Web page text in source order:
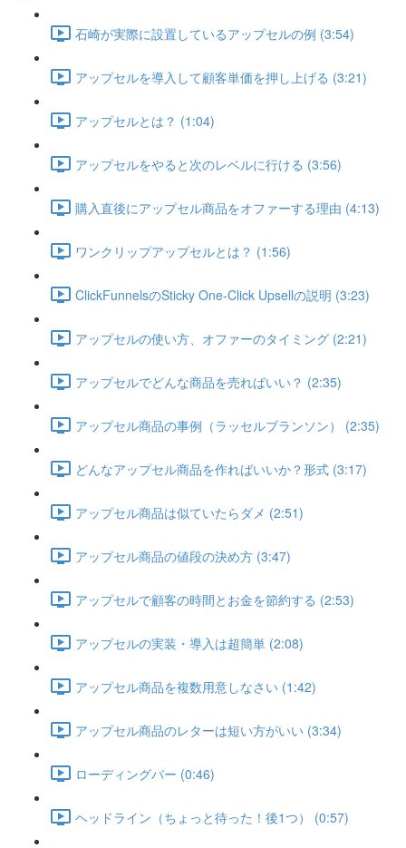
石崎が実際に設置しているアップセルの例 (3:54)
アップセルを導入して顧客単価を押し上げる (3:21)
アップセルとは？ (1:04)
アップセルをやると次のレベルに行ける (3:56)
購入直後にアップセル商品をオファーする理由 (4:13)
ワンクリップアップセルとは？ (1:56)
ClickFunnelsのSticky One-Click Upsellの説明 (3:23)
アップセルの使い方、オファーのタイミング (2:21)
アップセルでどんな商品を売ればいい？ (2:35)
アップセル商品の事例（ラッセルブランソン） (2:35)
どんなアップセル商品を作ればいいか？形式 (3:17)
アップセル商品は似ていたらダメ (2:51)
アップセル商品の値段の決め方 (3:47)
アップセルで顧客の時間とお金を節約する (2:53)
アップセルの実装・導入は超簡単 (2:08)
アップセル商品を複数用意しなさい (1:42)
アップセル商品のレターは短い方がいい (3:34)
ローディングバー (0:46)
ヘッドライン（ちょっと待った！後1つ） (0:57)